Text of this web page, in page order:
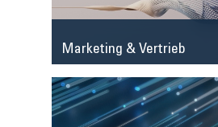
Marketing & Vertrieb